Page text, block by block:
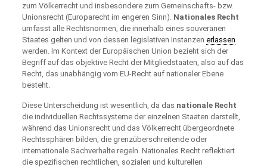
zum Völkerrecht und insbesondere zum Gemeinschafts- bzw.
Unionsrecht (Europarecht im engeren Sinn). Nationales Recht
umfasst alle Rechtsnormen, die innerhalb eines souveränen
Staates gelten und von dessen legislativen Instanzen erlassen
werden. Im Kontext der Europäischen Union bezieht sich der
Begriff auf das objektive Recht der Mitgliedstaaten, also auf das
Recht, das unabhängig vom EU-Recht auf nationaler Ebene
besteht.
Diese Unterscheidung ist wesentlich, da das nationale Recht
die individuellen Rechtssysteme der einzelnen Staaten darstellt,
während das Unionsrecht und das Völkerrecht übergeordnete
Rechtssphären bilden, die grenzüberschreitende oder
internationale Sachverhalte regeln. Nationales Recht reflektiert
die spezifischen rechtlichen, sozialen und kulturellen